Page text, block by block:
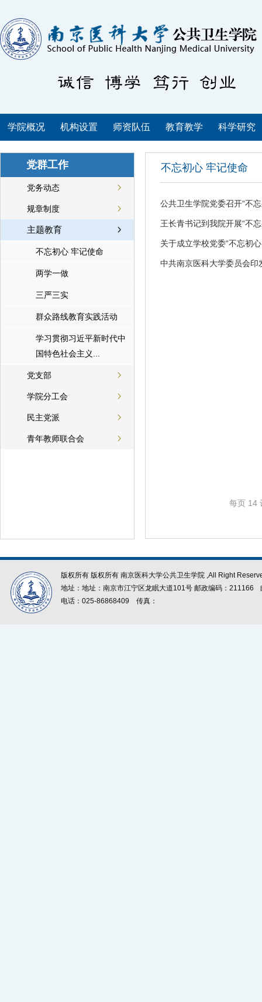
学院概况 机构设置 师资队伍 教育教学 科学研究
党群工作
党务动态
规章制度
主题教育
不忘初心 牢记使命
两学一做
三严三实
群众路线教育实践活动
学习贯彻习近平新时代中
国特色社会主义...
党支部
学院分工会
民主党派
青年教师联合会
不忘初心 牢记使命
公共卫生学院党委召开“不
王长青书记到我院开展“不
关于成立学校党委“不忘初
中共南京医科大学委员会印
每页 14
版权所有 版权所有 南京医科大学公共卫生学院 ,All Right
地址：地址：南京市江宁区龙眠大道101号 邮政编码：211166
电话：025-86868409
传真：